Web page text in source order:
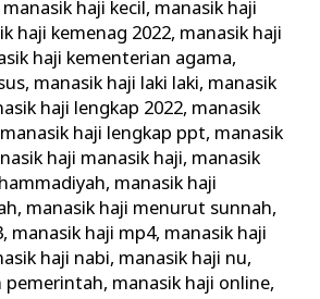
manasik haji kecil, manasik haji
haji kemenag 2022, manasik haji
haji kementerian agama,
, manasik haji laki laki, manasik
haji lengkap 2022, manasik
manasik haji lengkap ppt, manasik
haji manasik haji, manasik
, manasik haji
, manasik haji menurut sunnah,
, manasik haji mp4, manasik haji
haji nabi, manasik haji nu,
pemerintah, manasik haji online,